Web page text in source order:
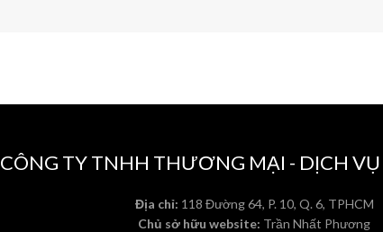
CÔNG TY TNHH THƯƠNG MẠI - DỊCH
Địa chỉ: 118 Đường 64, P. 10, Q. 6, TPHCM
Chủ sở hữu website: Trần Nhất Phương